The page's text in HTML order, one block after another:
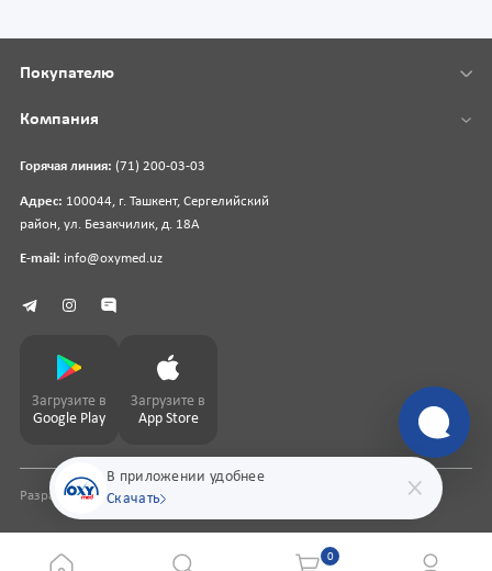
В приложении удобнее
Скачать
Горячая линия: (71) 200-03-03
Адрес: 100044, г. Ташкент, Сергелийский
район, ул. Безакчилик, д. 18А
E-mail: info@oxymed.uz
Покупателю
Компания
Загрузите в
Google Play
Загрузите в
App Store
Разработка сайтаpharmit.uz
0